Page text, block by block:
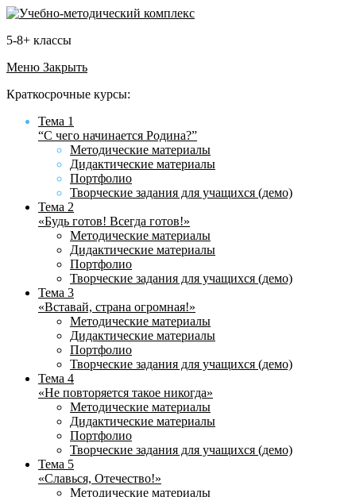
5-8+ классы
Меню Закрыть
Краткосрочные курсы:
Тема 1
“С чего начинается Родина?”
Методические материалы
Дидактические материалы
Портфолио
Творческие задания для учащихся (демо)
Тема 2
«Будь готов! Всегда готов!»
Методические материалы
Дидактические материалы
Портфолио
Творческие задания для учащихся (демо)
Тема 3
«Вставай, страна огромная!»
Методические материалы
Дидактические материалы
Портфолио
Творческие задания для учащихся (демо)
Тема 4
«Не повторяется такое никогда»
Методические материалы
Дидактические материалы
Портфолио
Творческие задания для учащихся (демо)
Тема 5
«Славься, Отечество!»
Методические материалы